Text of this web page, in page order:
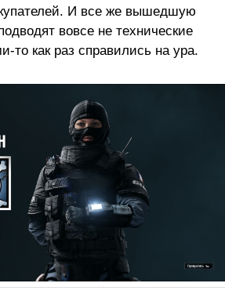
И все же вышедшую
вовсе не технические
как раз справились на ура.